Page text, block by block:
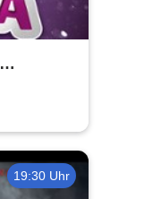
19:30 Uhr